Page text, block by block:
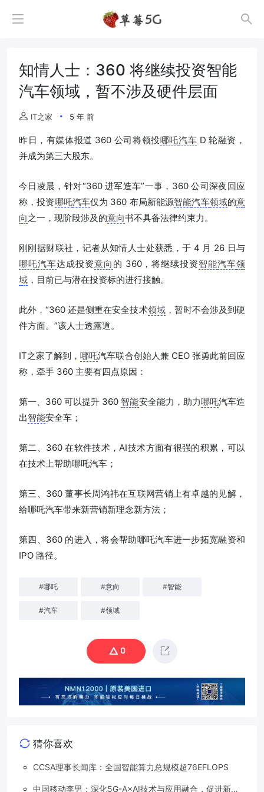
知情人士：360 将继续投资智能
汽车领域，暂不涉及硬件层面
IT之家 5 年 前
昨日，有媒体报道 360 公司将领投哪吒汽车 D 轮融资，
并成为第三大股东。
今日凌晨，针对“360 进军造车”一事，360 公司深夜回应
称，投资哪吒汽车仅为 360 布局新能源智能汽车领域的意
向之一，现阶段涉及的意向书不具备法律约束力。
刚刚据财联社，记者从知情人士处获悉，于 4 月 26 日与
哪吒汽车达成投资意向 的 360，将继续投资智能汽车领
域 ，目前已与潜在投资标的进行接触。
此外，“360 还是侧重在安全技术领域，暂时不会涉及到硬
件方面。”该人士透露道。
IT之家了解到，哪吒汽车联合创始人兼 CEO 张勇此前回应
称，牵手 360 主要有四点原因：
第一、360 可以提升 360 智能安全能力，助力哪吒汽车造
出智能安全车；
第二、360 在软件技术，AI技术方面有很强的积累，可以
在技术上帮助哪吒汽车；
第三、360 董事长周鸿祎在互联网营销上有卓越的见解，
给哪吒汽车带来新营销新理念新方法；
第四、360 的进入，将会帮助哪吒汽车进一步拓宽融资和
IPO 路径。
#哪吒 #意向 #智能
#汽车 #领域
0
猜你喜欢
CCSA理事长闻库：全国智能算力总规模超76EFLOPS
中国移动李男：深化5G-A×AI技术与应用融合，促进新质